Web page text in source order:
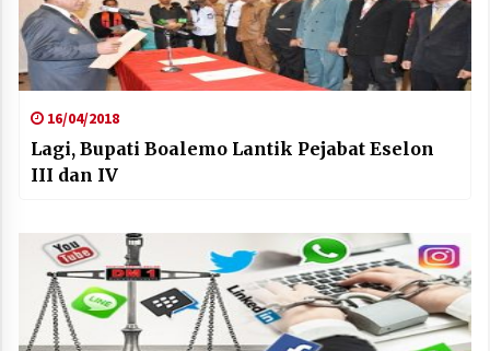
16/04/2018
Lagi, Bupati Boalemo Lantik Pejabat Eselon
III dan IV